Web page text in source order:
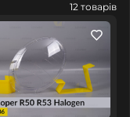
12 товарів